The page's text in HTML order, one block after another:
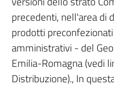
Seguici
su
precedenti, nell'area di
prodotti
amministrativi - del
Emilia-Romagna (vedi
Distribuzione)., In